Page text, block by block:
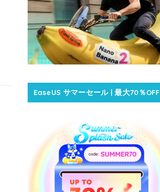
EaseUS サマーセール | 最大70％OFF